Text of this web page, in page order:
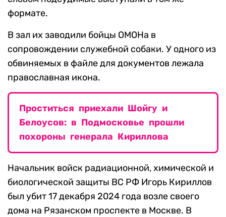
формате.
В зал их заводили бойцы ОМОНа в
сопровождении служебной собаки. У одного из
обвиняемых в файле для документов лежала
православная икона.
Проститься приехали Шойгу и
Белоусов: в Подмосковье прошли
похороны генерала Кириллова
Начальник войск радиационной, химической и
биологической защиты ВС РФ Игорь Кириллов
был убит 17 декабря 2024 года возле своего
дома на Рязанском проспекте в Москве. В